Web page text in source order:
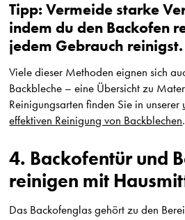
Tipp: Vermeide starke
indem du den Backofen
jedem Gebrauch reinigst.
Viele dieser Methoden eignen sich
Backbleche – eine Übersicht zu
Reinigungsarten finden Sie in unserer
effektiven Reinigung von Backblechen.
4. Backofentür und
reinigen mit
Das Backofenglas gehört zu den